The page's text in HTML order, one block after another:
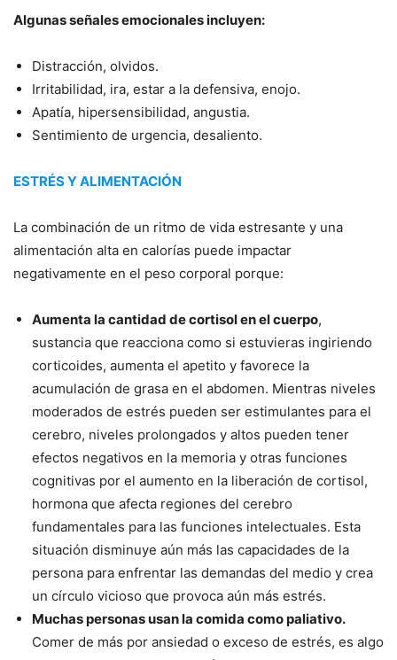
Algunas señales emocionales incluyen:
Distracción, olvidos.
Irritabilidad, ira, estar a la defensiva, enojo.
Apatía, hipersensibilidad, angustia.
Sentimiento de urgencia, desaliento.
ESTRÉS Y ALIMENTACIÓN
La combinación de un ritmo de vida estresante y una
alimentación alta en calorías puede impactar
negativamente en el peso corporal porque:
Aumenta la cantidad de cortisol en el cuerpo,
sustancia que reacciona como si estuvieras ingiriendo
corticoides, aumenta el apetito y favorece la
acumulación de grasa en el abdomen. Mientras niveles
moderados de estrés pueden ser estimulantes para el
cerebro, niveles prolongados y altos pueden tener
efectos negativos en la memoria y otras funciones
cognitivas por el aumento en la liberación de cortisol,
hormona que afecta regiones del cerebro
fundamentales para las funciones intelectuales. Esta
situación disminuye aún más las capacidades de la
persona para enfrentar las demandas del medio y crea
un círculo vicioso que provoca aún más estrés.
Muchas personas usan la comida como paliativo.
Comer de más por ansiedad o exceso de estrés, es algo